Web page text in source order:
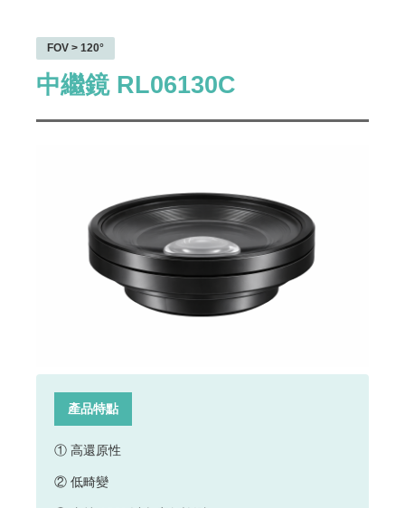
FOV > 120°
中繼鏡 RL06130C
產品特點
① 高還原性
② 低畸變